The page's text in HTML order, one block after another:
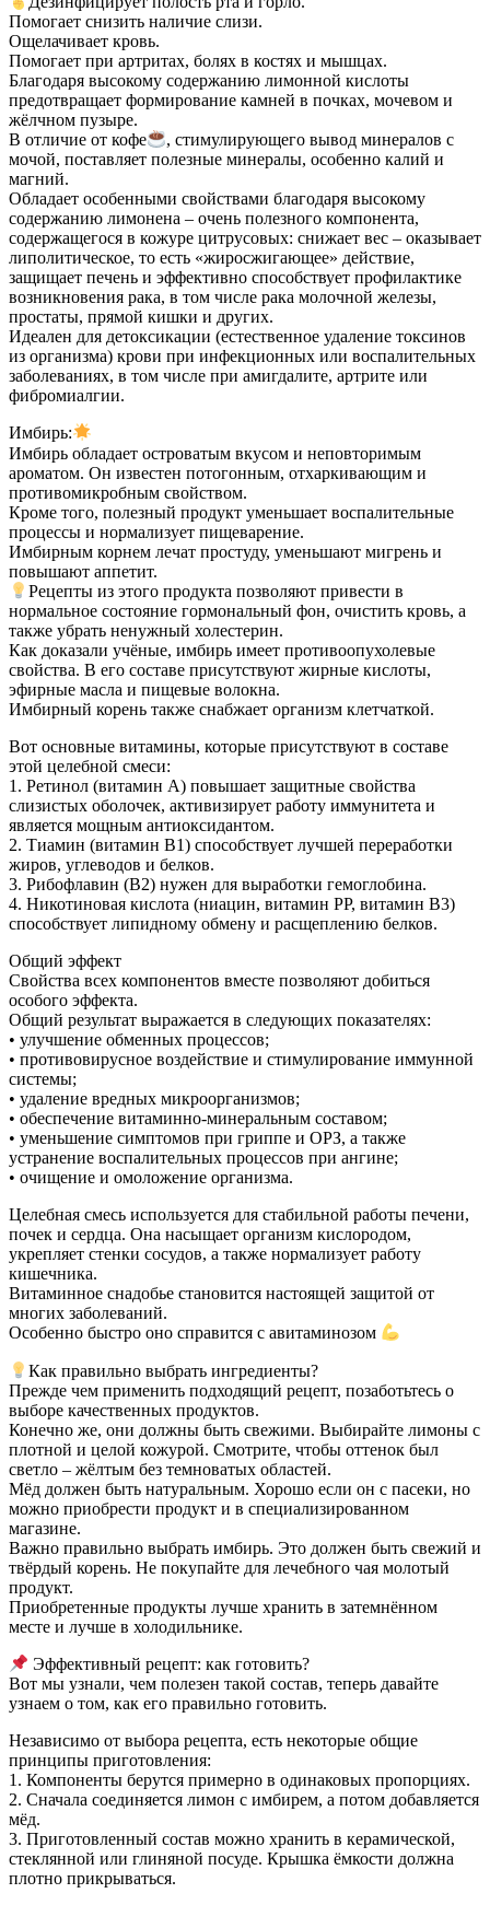
Помогает снизить наличие слизи.
Ощелачивает кровь.
Помогает при артритах, болях в костях и мышцах.
Благодаря высокому содержанию лимонной кислоты
предотвращает формирование камней в почках, мочевом и
жёлчном пузыре.
В отличие от кофе
, стимулирующего вывод минералов с
мочой, поставляет полезные минералы, особенно калий и
магний.
Обладает особенными свойствами благодаря высокому
содержанию лимонена – очень полезного компонента,
содержащегося в кожуре цитрусовых: снижает вес – оказывает
липолитическое, то есть «жиросжигающее» действие,
защищает печень и эффективно способствует профилактике
возникновения рака, в том числе рака молочной железы,
простаты, прямой кишки и других.
Идеален для детоксикации (естественное удаление токсинов
из организма) крови при инфекционных или воспалительных
заболеваниях, в том числе при амигдалите, артрите или
фибромиалгии.
Имбирь:
Имбирь обладает островатым вкусом и неповторимым
ароматом. Он известен потогонным, отхаркивающим и
противомикробным свойством.
Кроме того, полезный продукт уменьшает воспалительные
процессы и нормализует пищеварение.
Имбирным корнем лечат простуду, уменьшают мигрень и
повышают аппетит.
Рецепты из этого продукта позволяют привести в
нормальное состояние гормональный фон, очистить кровь, а
также убрать ненужный холестерин.
Как доказали учёные, имбирь имеет противоопухолевые
свойства. В его составе присутствуют жирные кислоты,
эфирные масла и пищевые волокна.
Имбирный корень также снабжает организм клетчаткой.
Вот основные витамины, которые присутствуют в составе
этой целебной смеси:
1. Ретинол (витамин А) повышает защитные свойства
слизистых оболочек, активизирует работу иммунитета и
является мощным антиоксидантом.
2. Тиамин (витамин В1) способствует лучшей переработки
жиров, углеводов и белков.
3. Рибофлавин (В2) нужен для выработки гемоглобина.
4. Никотиновая кислота (ниацин, витамин PP, витамин B3)
способствует липидному обмену и расщеплению белков.
Общий эффект
Свойства всех компонентов вместе позволяют добиться
особого эффекта.
Общий результат выражается в следующих показателях:
• улучшение обменных процессов;
• противовирусное воздействие и стимулирование иммунной
системы;
• удаление вредных микроорганизмов;
• обеспечение витаминно-минеральным составом;
• уменьшение симптомов при гриппе и ОРЗ, а также
устранение воспалительных процессов при ангине;
• очищение и омоложение организма.
Целебная смесь используется для стабильной работы печени,
почек и сердца. Она насыщает организм кислородом,
укрепляет стенки сосудов, а также нормализует работу
кишечника.
Витаминное снадобье становится настоящей защитой от
многих заболеваний.
Особенно быстро оно справится с авитаминозом
Как правильно выбрать ингредиенты?
Прежде чем применить подходящий рецепт, позаботьтесь о
выборе качественных продуктов.
Конечно же, они должны быть свежими. Выбирайте лимоны с
плотной и целой кожурой. Смотрите, чтобы оттенок был
светло – жёлтым без темноватых областей.
Мёд должен быть натуральным. Хорошо если он с пасеки, но
можно приобрести продукт и в специализированном
магазине.
Важно правильно выбрать имбирь. Это должен быть свежий и
твёрдый корень. Не покупайте для лечебного чая молотый
продукт.
Приобретенные продукты лучше хранить в затемнённом
месте и лучше в холодильнике.
Эффективный рецепт: как готовить?
Вот мы узнали, чем полезен такой состав, теперь давайте
узнаем о том, как его правильно готовить.
Независимо от выбора рецепта, есть некоторые общие
принципы приготовления:
1. Компоненты берутся примерно в одинаковых пропорциях.
2. Сначала соединяется лимон с имбирем, а потом добавляется
мёд.
3. Приготовленный состав можно хранить в керамической,
стеклянной или глиняной посуде. Крышка ёмкости должна
плотно прикрываться.